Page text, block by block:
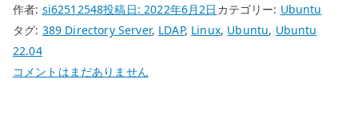
作者: si62512548投稿日:2022年6月2日 カテゴリー: Ubuntu
タグ: 389 Directory Server, LDAP, Linux, Ubuntu, Ubuntu
22.04
Ubuntu
コメントはまだありません